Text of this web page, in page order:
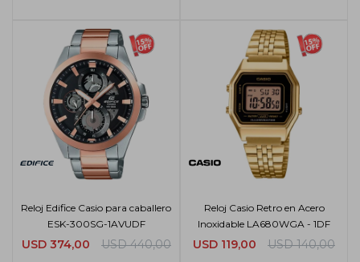
Reloj Edifice Casio para caballero
ESK-300SG-1AVUDF
USD 374,00 USD 440,00
Reloj Casio Retro en Acero
Inoxidable LA680WGA - 1DF
USD 119,00 USD 140,00